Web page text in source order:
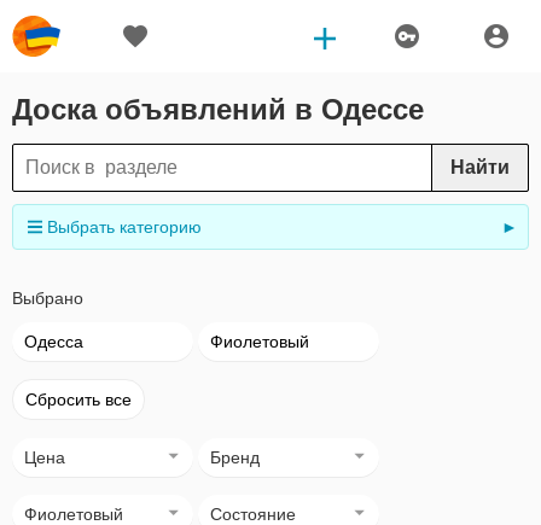
Доска объявлений в Одессе
Найти
Выбрать категорию ►
Выбрано
Одесса Фиолетовый
Сбросить все
Цена Бренд
Фиолетовый Состояние